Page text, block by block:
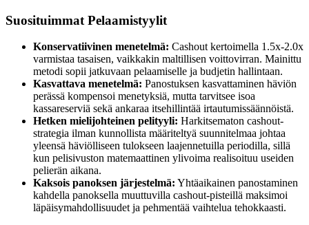
Suosituimmat Pelaamistyylit
Konservatiivinen menetelmä: Cashout kertoimella 1.5x-2.0x
varmistaa tasaisen, vaikkakin maltillisen voittovirran. Mainittu
metodi sopii jatkuvaan pelaamiselle ja budjetin hallintaan.
Kasvattava menetelmä: Panostuksen kasvattaminen häviön
perässä kompensoi menetyksiä, mutta tarvitsee isoa
kassareserviä sekä ankaraa itsehillintää irtautumissäännöistä.
Hetken mielijohteinen pelityyli: Harkitsematon cashout-
strategia ilman kunnollista määriteltyä suunnitelmaa johtaa
yleensä häviölliseen tulokseen laajennetuilla periodilla, sillä
kun pelisivuston matemaattinen ylivoima realisoituu useiden
pelierän aikana.
Kaksois panoksen järjestelmä: Yhtäaikainen panostaminen
kahdella panoksella muuttuvilla cashout-pisteillä maksimoi
läpäisymahdollisuudet ja pehmentää vaihtelua tehokkaasti.